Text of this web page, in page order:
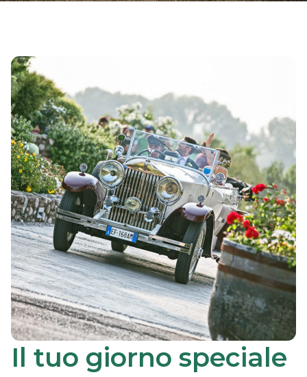
Il tuo giorno speciale